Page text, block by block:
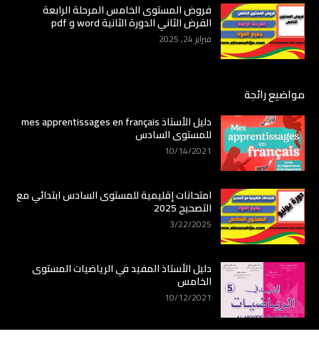
فروض المستوى الخامس المرحلة الرابعة
الفرض الثاني الدورة الثانية word و pdf
فبراير 24, 2025
مواضيع رائجة
دليل الأستاذ mes apprentissages en français
للمستوى السادس
10/14/2021
امتحانات إقليمية للمستوى السادس ابتدائي مع
التصحيح 2025
3/22/2025
دليل الأستاذ المفيد في الرياضيات المستوى
الخامس
10/12/2021